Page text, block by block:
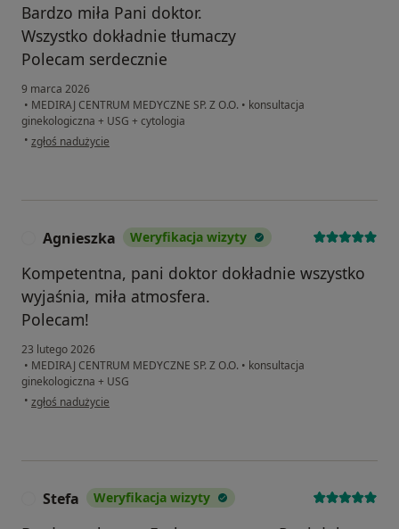
Bardzo miła Pani doktor.
Wszystko dokładnie tłumaczy
Polecam serdecznie
9 marca 2026
• MEDIRAJ CENTRUM MEDYCZNE SP. Z O.O. • konsultacja
ginekologiczna + USG + cytologia
• w opinii użytkownika AD
zgłoś nadużycie
Agnieszka Weryfikacja wizyty
Kompetentna, pani doktor dokładnie wszystko
wyjaśnia, miła atmosfera.
Polecam!
23 lutego 2026
• MEDIRAJ CENTRUM MEDYCZNE SP. Z O.O. • konsultacja
ginekologiczna + USG
• w opinii użytkownika Agnieszka
zgłoś nadużycie
Stefa Weryfikacja wizyty